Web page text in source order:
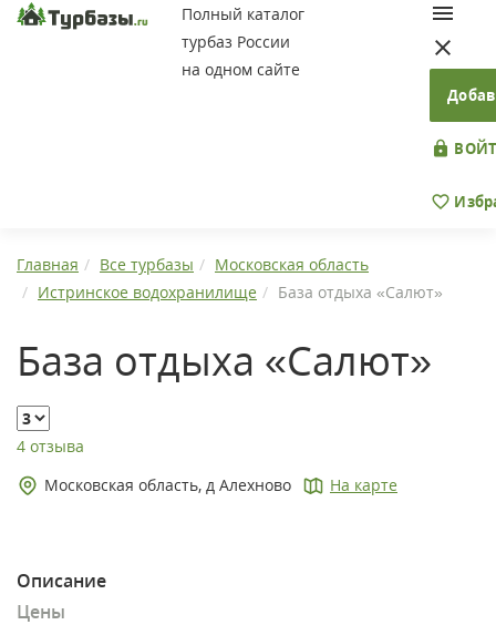
Полный каталог
турбаз России
на одном сайте
Главная Все турбазы
Московская область
Истринское водохранилище
База отдыха «Салют»
База отдыха «Салют»
4 отзыва
Московская область, д Алехново
На карте
Описание
Цены